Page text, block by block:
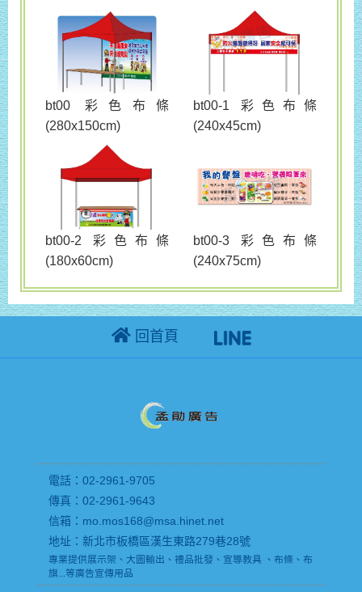
bt00 彩色布條
(280x150cm)
bt00-1 彩色布條
(240x45cm)
bt00-2 彩色布條
(180x60cm)
bt00-3 彩色布條
(240x75cm)
回首頁
電話：02-2961-9705
傳真：02-2961-9643
信箱：mo.mos168@msa.hinet.net
地址：新北市板橋區漢生東路279巷28號
專業提供展示架、大圖輸出、禮品批發、宣導教具 、布條、布
旗...等廣告宣傳用品